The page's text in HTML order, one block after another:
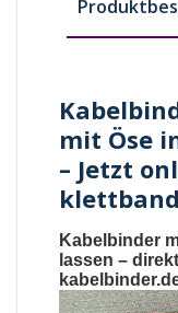
mit Öse
– Jetzt
Kabelbinder
lassen –